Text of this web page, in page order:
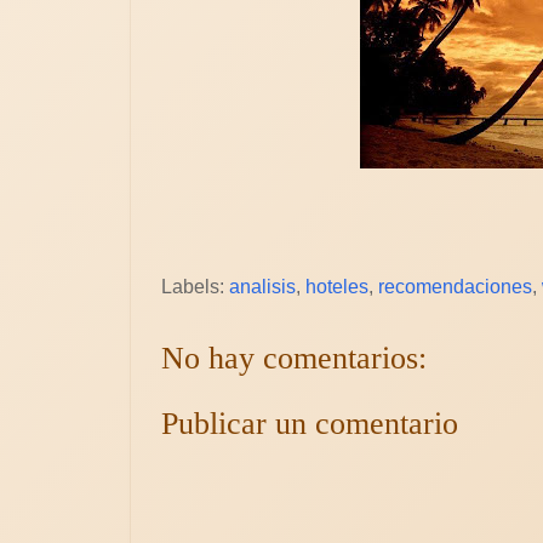
Labels: analisis, hoteles, recomendaciones,
No hay comentarios:
Publicar un comentario